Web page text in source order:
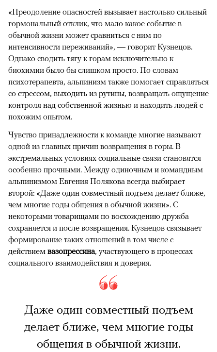
«Преодоление опасностей вызывает настолько сильный
гормональный отклик, что мало какое событие в
обычной жизни может сравниться с ним по
интенсивности переживаний», — говорит Кузнецов.
Однако сводить тягу к горам исключительно к
биохимии было бы слишком просто. По словам
психотерапевта, альпинизм также помогает справляться
со стрессом, выходить из рутины, возвращать ощущение
контроля над собственной жизнью и находить людей с
похожим опытом.
Чувство принадлежности к команде многие называют
одной из главных причин возвращения в горы. В
экстремальных условиях социальные связи становятся
особенно прочными. Между одиночным и командным
альпинизмом Евгения Полякова всегда выбирает
второй: «Даже один совместный подъем делает ближе,
чем многие годы общения в обычной жизни». С
некоторыми товарищами по восхождению дружба
сохраняется и после возвращения. Кузнецов связывает
формирование таких отношений в том числе с
действием вазопрессина, участвующего в процессах
социального взаимодействия и доверия.
Даже один совместный подъем
делает ближе, чем многие годы
общения в обычной жизни.